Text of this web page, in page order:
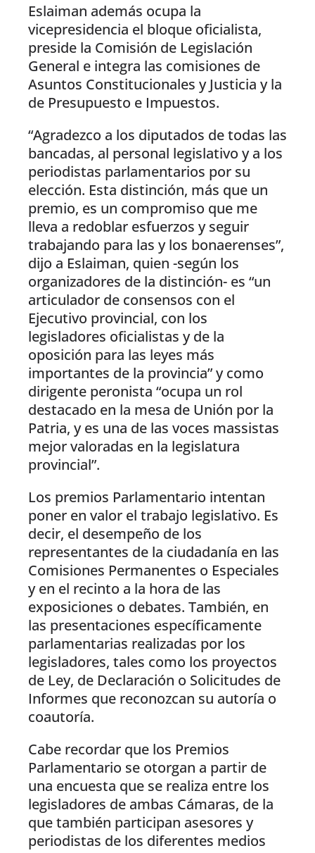
Eslaiman además ocupa la
vicepresidencia el bloque oficialista,
preside la Comisión de Legislación
General e integra las comisiones de
Asuntos Constitucionales y Justicia y la
de Presupuesto e Impuestos.
“Agradezco a los diputados de todas las
bancadas, al personal legislativo y a los
periodistas parlamentarios por su
elección. Esta distinción, más que un
premio, es un compromiso que me
lleva a redoblar esfuerzos y seguir
trabajando para las y los bonaerenses”,
dijo a Eslaiman, quien -según los
organizadores de la distinción- es “un
articulador de consensos con el
Ejecutivo provincial, con los
legisladores oficialistas y de la
oposición para las leyes más
importantes de la provincia” y como
dirigente peronista “ocupa un rol
destacado en la mesa de Unión por la
Patria, y es una de las voces massistas
mejor valoradas en la legislatura
provincial”.
Los premios Parlamentario intentan
poner en valor el trabajo legislativo. Es
decir, el desempeño de los
representantes de la ciudadanía en las
Comisiones Permanentes o Especiales
y en el recinto a la hora de las
exposiciones o debates. También, en
las presentaciones específicamente
parlamentarias realizadas por los
legisladores, tales como los proyectos
de Ley, de Declaración o Solicitudes de
Informes que reconozcan su autoría o
coautoría.
Cabe recordar que los Premios
Parlamentario se otorgan a partir de
una encuesta que se realiza entre los
legisladores de ambas Cámaras, de la
que también participan asesores y
periodistas de los diferentes medios